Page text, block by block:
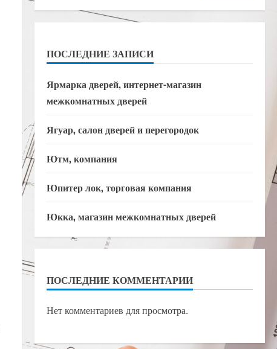
ПОСЛЕДНИЕ ЗАПИСИ
Ярмарка дверей, интернет-магазин
межкомнатных дверей
Ягуар, салон дверей и перегородок
Ютм, компания
Юпитер лок, торговая компания
Юкка, магазин межкомнатных дверей
ПОСЛЕДНИЕ КОММЕНТАРИИ
Нет комментариев для просмотра.